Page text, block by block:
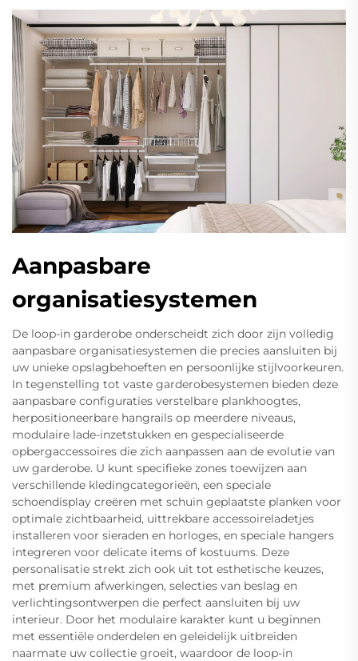
Aanpasbare
organisatiesystemen
De loop-in garderobe onderscheidt zich door zijn volledig
aanpasbare organisatiesystemen die precies aansluiten bij
uw unieke opslagbehoeften en persoonlijke stijlvoorkeuren.
In tegenstelling tot vaste garderobesystemen bieden deze
aanpasbare configuraties verstelbare plankhoogtes,
herpositioneerbare hangrails op meerdere niveaus,
modulaire lade-inzetstukken en gespecialiseerde
opbergaccessoires die zich aanpassen aan de evolutie van
uw garderobe. U kunt specifieke zones toewijzen aan
verschillende kledingcategorieën, een speciale
schoendisplay creëren met schuin geplaatste planken voor
optimale zichtbaarheid, uittrekbare accessoireladetjes
installeren voor sieraden en horloges, en speciale hangers
integreren voor delicate items of kostuums. Deze
personalisatie strekt zich ook uit tot esthetische keuzes,
met premium afwerkingen, selecties van beslag en
verlichtingsontwerpen die perfect aansluiten bij uw
interieur. Door het modulaire karakter kunt u beginnen
met essentiële onderdelen en geleidelijk uitbreiden
naarmate uw collectie groeit, waardoor de loop-in